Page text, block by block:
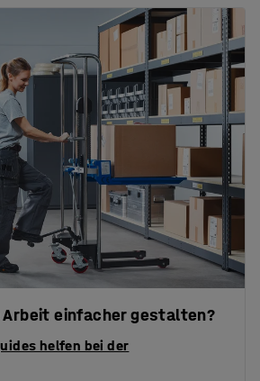
einfacher gestalten?
helfen bei der